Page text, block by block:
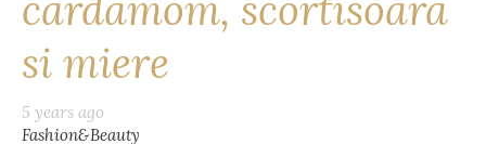
si miere
5 years ago
Fashion&Beauty